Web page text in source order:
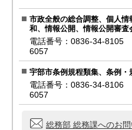
市政全般の総合調整、個人
和、情報公開、情報公開審査
電話番号：0836-34-8105
6057
宇部市条例規程類集、条例
電話番号：0836-34-8106
6057
総務部 総務課へのお